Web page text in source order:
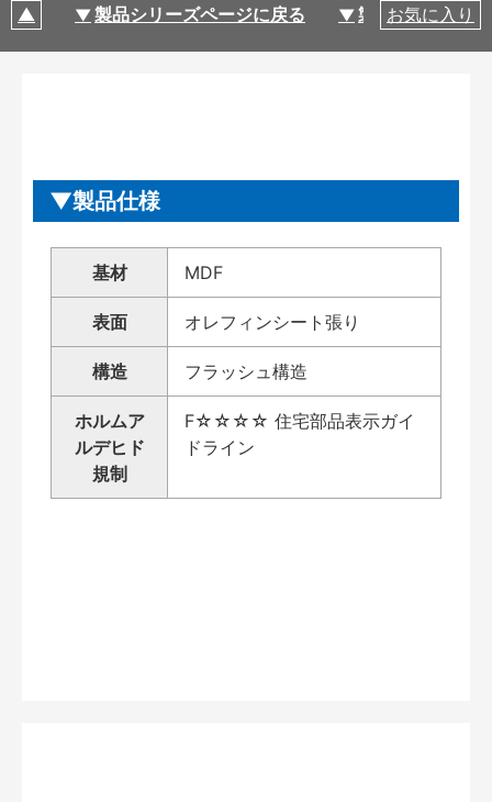
製品シリーズページに戻る 製品仕様
お気に入り
製品仕様
基材 MDF
表面 オレフィンシート張り
構造 フラッシュ構造
ホルムア
ルデヒド
規制
F☆☆☆☆ 住宅部品表示ガイ
ドライン